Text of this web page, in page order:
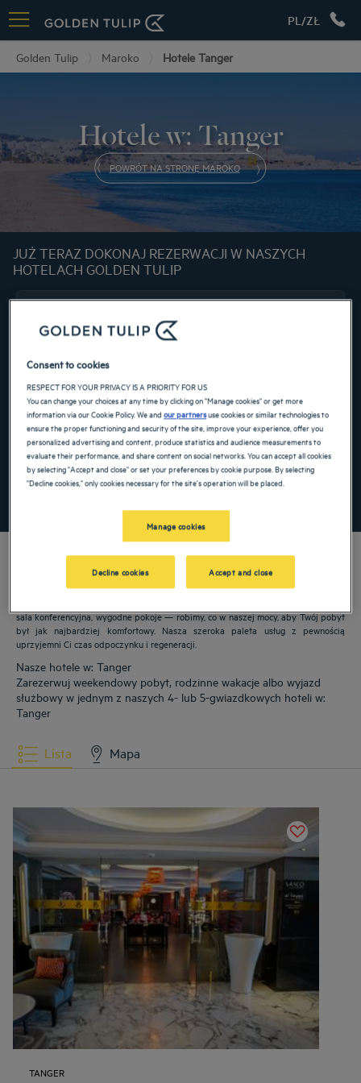
PL/ZŁ
Golden Tulip Maroko Hotele Tanger
Hotele w: Tanger
POWRÓT NA STRONĘ MAROKO
JUŻ TERAZ DOKONAJ REZERWACJI W NASZYCH
HOTELACH GOLDEN TULIP
Navigate forward to interact with the calendar and select a date. Press the
Navigate backward to interact with the
Dodaj specjalny kod
sala konferencyjna, wygodne pokoje — robimy, co w naszej mocy, aby Twój pobyt
był jak najbardziej komfortowy. Nasza szeroka paleta usług z pewnością
uprzyjemni Ci czas odpoczynku i regeneracji.
Nasze hotele w: Tanger
Zarezerwuj weekendowy pobyt, rodzinne wakacje albo wyjazd
służbowy w jednym z naszych 4- lub 5-gwiazdkowych hoteli w:
Tanger
Lista Mapa
TANGER
Consent to cookies
RESPECT FOR YOUR PRIVACY IS A PRIORITY FOR US
You can change your choices at any time by clicking on "Manage cookies" or get more
information via our Cookie Policy. We andour partnersuse cookies or similar technologies to
ensure the proper functioning and security of the site, improve your experience, offer you
personalized advertising and content, produce statistics and audience measurements to
evaluate their performance, and share content on social networks. You can accept all cookies
by selecting "Accept and close" or set your preferences by cookie purpose. By selecting
"Decline cookies," only cookies necessary for the site's operation will be placed.
Manage cookies
Decline cookies Accept and close